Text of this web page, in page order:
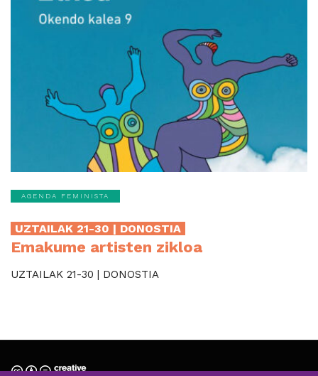
AGENDA FEMINISTA
UZTAILAK 21-30 | DONOSTIA
Emakume artisten zikloa
UZTAILAK 21-30 | DONOSTIA